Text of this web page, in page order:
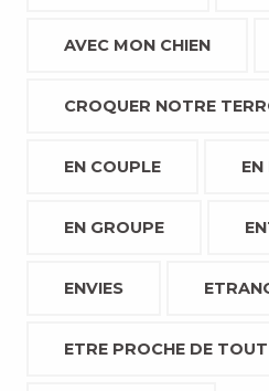
AVEC MON CHIEN
CROQUER NOTRE
EN COUPLE
EN GROUPE
ENVIES
ETRE PROCHE DE TOUT